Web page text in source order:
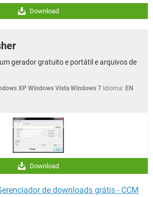
Download
gerador gratuito e portátil e arquivos de
XP Windows Vista Windows 7 Idioma: EN
Download
de downloads grátis - CCM